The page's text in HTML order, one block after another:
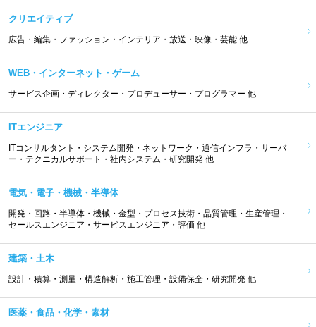
クリエイティブ
広告・編集・ファッション・インテリア・放送・映像・芸能 他
WEB・インターネット・ゲーム
サービス企画・ディレクター・プロデューサー・プログラマー 他
ITエンジニア
ITコンサルタント・システム開発・ネットワーク・通信インフラ・サーバ
ー・テクニカルサポート・社内システム・研究開発 他
電気・電子・機械・半導体
開発・回路・半導体・機械・金型・プロセス技術・品質管理・生産管理・
セールスエンジニア・サービスエンジニア・評価 他
建築・土木
設計・積算・測量・構造解析・施工管理・設備保全・研究開発 他
医薬・食品・化学・素材